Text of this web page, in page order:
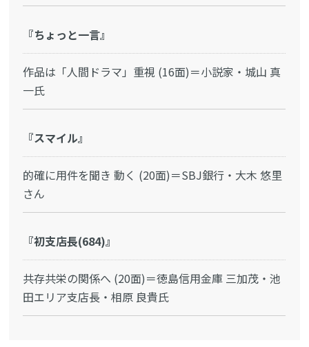
『ちょっと一言』
作品は「人間ドラマ」重視 (16面)＝小説家・城山 真
一氏
『スマイル』
的確に用件を聞き 動く (20面)＝SBJ銀行・大木 悠里
さん
『初支店長(684)』
共存共栄の関係へ (20面)＝徳島信用金庫 三加茂・池
田エリア支店長・相原 良貴氏